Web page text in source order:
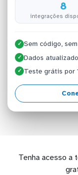
8
integrações
✓ Sem código,
✓ Dados
✓ Teste grátis por
Tenha acesso a